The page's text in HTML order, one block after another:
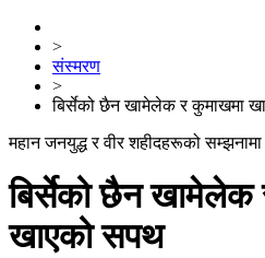
>
संस्मरण
>
बिर्सेको छैन खामेलेक र कुमाखमा
महान जनयुद्ध र वीर शहीदहरूको सम्झनामा
बिर्सेको छैन खामेलेक
खाएको सपथ